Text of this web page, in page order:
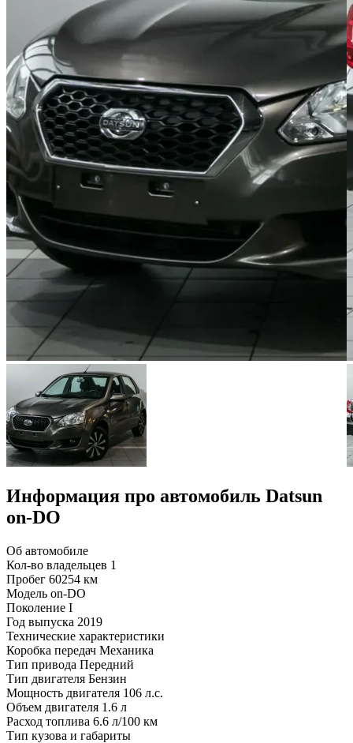
Информация про автомобиль Datsun
on-DO
Об автомобиле
Кол-во владельцев 1
Пробег 60254 км
Модель on-DO
Поколение I
Год выпуска 2019
Технические характеристики
Коробка передач Механика
Тип привода Передний
Тип двигателя Бензин
Мощность двигателя 106 л.с.
Объем двигателя 1.6 л
Расход топлива 6.6 л/100 км
Тип кузова и габариты